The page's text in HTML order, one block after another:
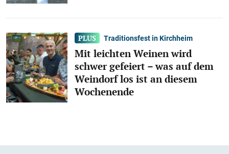
Traditionsfest in Kirchheim
Mit leichten Weinen wird
schwer gefeiert – was auf dem
Weindorf los ist an diesem
Wochenende